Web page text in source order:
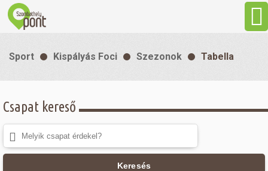
Látnivalók
Gasztronómia
Sport Kispályás Foci Szezonok Tabella
Csapat kereső
Keresés